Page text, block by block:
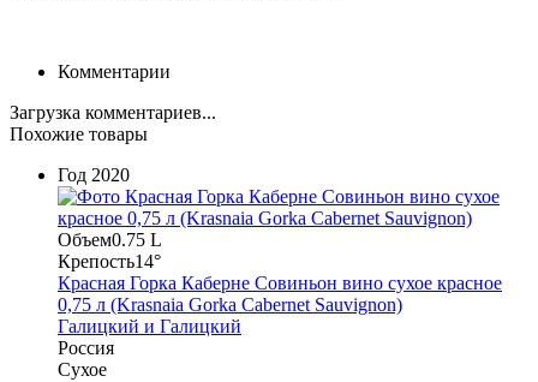
Комментарии
Загрузка комментариев...
Похожие товары
Год 2020
Объем0.75 L
Крепость14°
Красная Горка Каберне Совиньон вино сухое красное
0,75 л (Krasnaia Gorka Cabernet Sauvignon)
Галицкий и Галицкий
Россия
Сухое